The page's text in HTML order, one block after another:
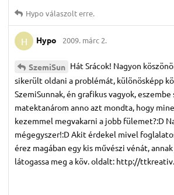
Hypo válaszolt erre.
H Hypo 2009. márc 2.
SzemiSun Hát Srácok! Nagyon
sikerült oldani a problémát, különösképp
SzemiSunnak, én grafikus vagyok,
matektanárom anno azt mondta, hogy
kezemmel megvakarni a jobb fülemet?:D
mégegyszer!:D Akit érdekel mivel
érez magában egy kis művészi vénát,
látogassa meg a köv. oldalt: http://